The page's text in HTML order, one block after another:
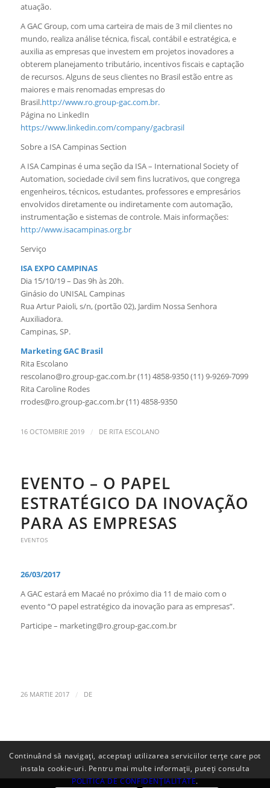
atuação.
A GAC Group, com uma carteira de mais de 3 mil clientes no
mundo, realiza análise técnica, fiscal, contábil e estratégica, e
auxilia as empresas que investem em projetos inovadores a
obterem planejamento tributário, incentivos fiscais e captação
de recursos. Alguns de seus clientes no Brasil estão entre as
maiores e mais renomadas empresas do
Brasil.http://www.ro.group-gac.com.br.
Página no LinkedIn
https://www.linkedin.com/company/gacbrasil
Sobre a ISA Campinas Section
A ISA Campinas é uma seção da ISA – International Society of
Automation, sociedade civil sem fins lucrativos, que congrega
engenheiros, técnicos, estudantes, professores e empresários
envolvidos diretamente ou indiretamente com automação,
instrumentação e sistemas de controle. Mais informações:
http://www.isacampinas.org.br
Serviço
ISA EXPO CAMPINAS
Dia 15/10/19 – Das 9h às 20h.
Ginásio do UNISAL Campinas
Rua Artur Paioli, s/n, (portão 02), Jardim Nossa Senhora
Auxiliadora.
Campinas, SP.
Marketing GAC Brasil
Rita Escolano
rescolano@ro.group-gac.com.br (11) 4858-9350 (11) 9-9269-7099
Rita Caroline Rodes
rrodes@ro.group-gac.com.br (11) 4858-9350
16 OCTOMBRIE 2019 / DE RITA ESCOLANO
EVENTO – O PAPEL
ESTRATÉGICO DA INOVAÇÃO
PARA AS EMPRESAS
EVENTOS
26/03/2017
A GAC estará em Macaé no próximo dia 11 de maio com o
evento “O papel estratégico da inovação para as empresas”.
Participe – marketing@ro.group-gac.com.br
26 MARTIE 2017 / DE
Continuând să navigați, acceptați utilizarea serviciilor terțe care pot
instala cookie-uri. Pentru mai multe informații, puteți consulta
POLITICA DE CONFIDENȚIALITATE.